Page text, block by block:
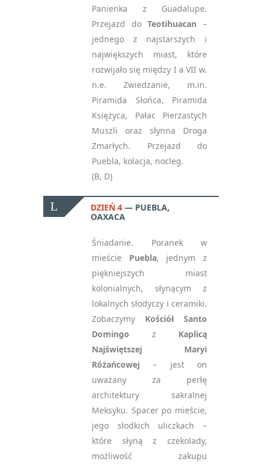
Panienka z Guadalupe.
Przejazd doTeotihuacan–
jednego z najstarszych i
największych miast, które
rozwijało się między I a VII w.
n.e. Zwiedzanie, m.in.
Piramida Słońca, Piramida
Księżyca, Pałac Pierzastych
Muszli oraz słynna Droga
Zmarłych. Przejazd do
Puebla, kolacja, nocleg.
(B, D)
DZIEŃ 4
PUEBLA,
OAXACA
Śniadanie. Poranek w
mieście Puebla, jednym z
piękniejszych miast
kolonialnych, słynącym z
lokalnych słodyczy i ceramiki.
Zobaczymy Kościół Santo
Domingo z Kaplicą
Najświętszej Maryi
Różańcowej – jest on
uważany za perłę
architektury sakralnej
Meksyku. Spacer po mieście,
jego słodkich uliczkach –
które słyną z czekolady,
możliwość zakupu